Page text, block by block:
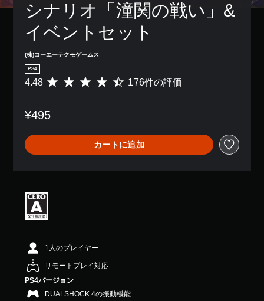
シナリオ「潼関の戦い」&
イベントセット
(株)コーエーテクモゲームス
PS4
評
は
7
6
、
価
は
5
階
中
の
4
.
4
4.48 176件の評価
¥495
カートに追加
1人のプレイヤー
リモートプレイ対応
PS4バージョン
DUALSHOCK 4の振動機能